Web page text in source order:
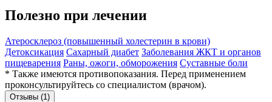
Полезно при лечении
Атеросклероз (повышенный холестерин в крови)
Детоксикация Сахарный диабет Заболевания ЖКТ и органов
пищеварения Раны, ожоги, обморожения Суставные боли
* Также имеются противопоказания. Перед применением
проконсультируйтесь со специалистом (врачом).
Отзывы (1)